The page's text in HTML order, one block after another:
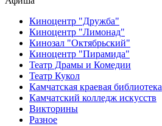
Киноцентр "Дружба"
Киноцентр "Лимонад"
Кинозал "Октябрьский"
Киноцентр "Пирамида"
Театр Драмы и Комедии
Театр Кукол
Камчатская краевая библиотека
Камчатский колледж искусств
Викторины
Разное